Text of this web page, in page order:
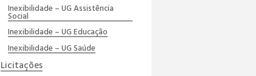
Inexibilidade – UG Assistência
Social
Inexibilidade – UG Educação
Inexibilidade – UG Saúde
Licitações